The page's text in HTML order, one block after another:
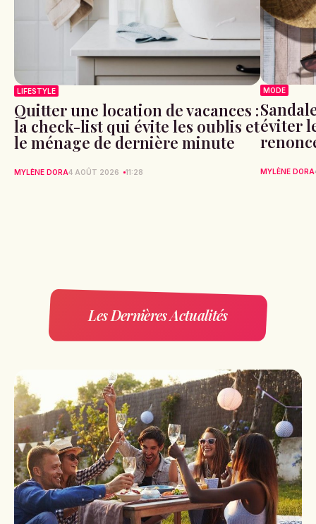
LIFESTYLE
Quitter une location de vacances :
la check-list qui évite les oublis et
le ménage de dernière minute
MYLÈNE DORA4 AOÛT 2026 11:28
MODE
éviter
MYLÈNE DORA
Les Dernières Actualités